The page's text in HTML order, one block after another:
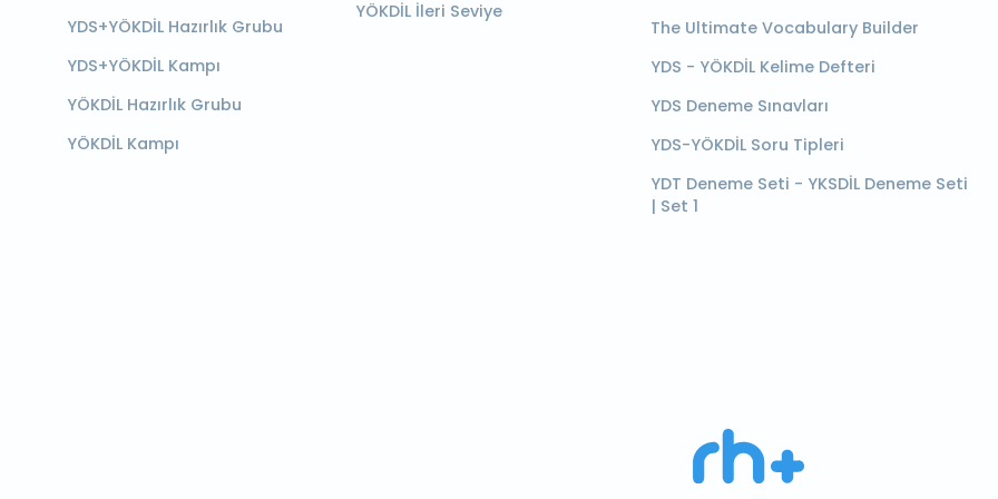
YDS+YÖKDİL Hazırlık Grubu
YDS+YÖKDİL Kampı
YÖKDİL Hazırlık Grubu
YÖKDİL Kampı
YÖKDİL İleri Seviye
The Ultimate Vocabulary Builder
YDS - YÖKDİL Kelime Defteri
YDS Deneme Sınavları
YDS-YÖKDİL Soru Tipleri
YDT Deneme Seti - YKSDİL Deneme Seti
| Set 1